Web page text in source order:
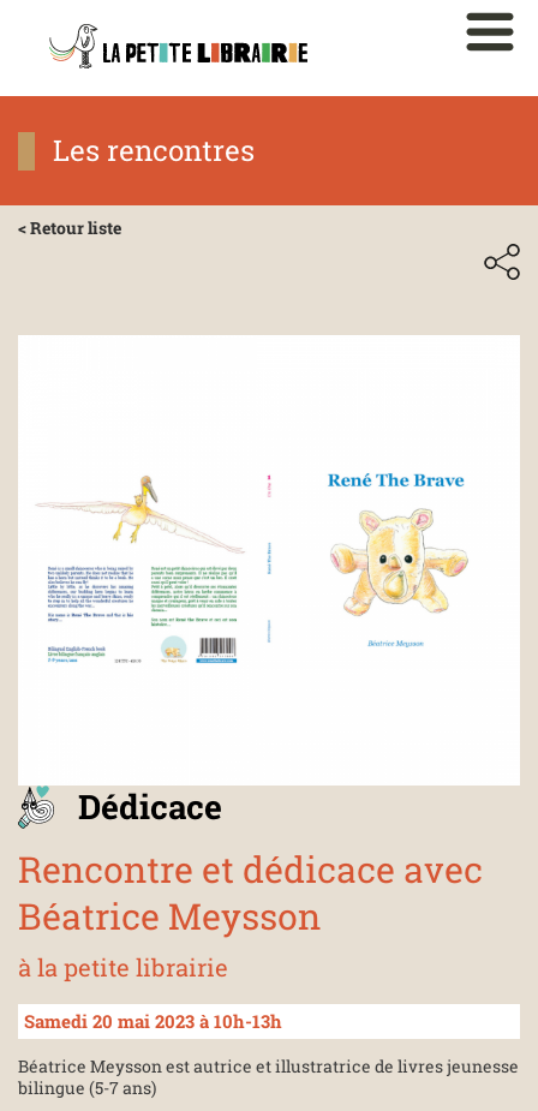
Les rencontres
< Retour liste
Dédicace
Rencontre et dédicace avec
Béatrice Meysson
à la petite librairie
Samedi 20 mai 2023 à 10h-13h
Béatrice Meysson est autrice et illustratrice de livres jeunesse
bilingue (5-7 ans)